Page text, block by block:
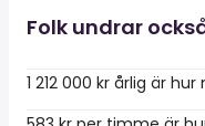
Folk undrar
1 212 000 kr årlig är